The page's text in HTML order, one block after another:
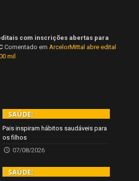
com inscrições abertas para
Comentado em ArcelorMittal abre edital
mil
SAÚDE:
Pais inspiram hábitos saudáveis para
os filhos
07/08/2026
SAÚDE: